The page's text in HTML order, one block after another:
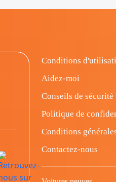
Conditions
Aidez-moi
Conseils de sécurité
Politique de
Conditions
Contactez-nous